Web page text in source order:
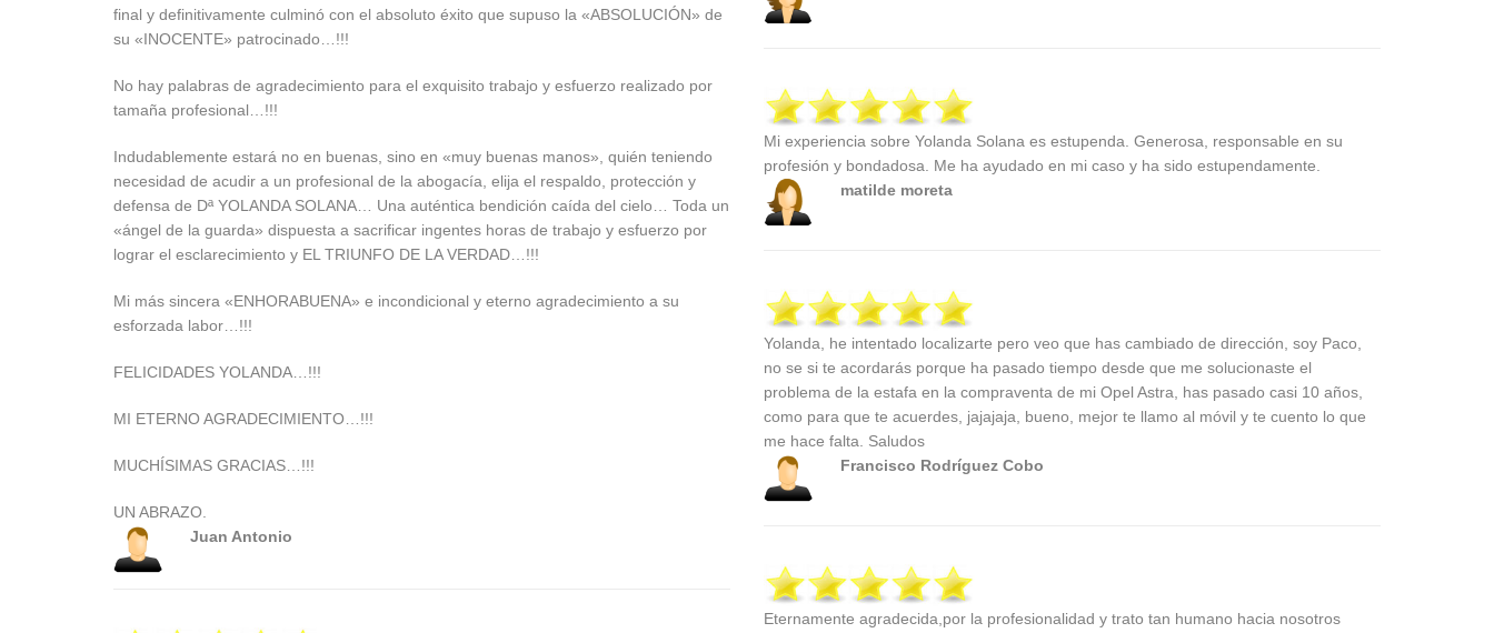
final y definitivamente culminó con el absoluto éxito que supuso la «ABSOLUCIÓN» de
su «INOCENTE» patrocinado…!!!
No hay palabras de agradecimiento para el exquisito trabajo y esfuerzo realizado por
tamaña profesional…!!!
Indudablemente estará no en buenas, sino en «muy buenas manos», quién teniendo
necesidad de acudir a un profesional de la abogacía, elija el respaldo, protección y
defensa de Dª YOLANDA SOLANA… Una auténtica bendición caída del cielo… Toda un
«ángel de la guarda» dispuesta a sacrificar ingentes horas de trabajo y esfuerzo por
lograr el esclarecimiento y EL TRIUNFO DE LA VERDAD…!!!
Mi más sincera «ENHORABUENA» e incondicional y eterno agradecimiento a su
esforzada labor…!!!
FELICIDADES YOLANDA…!!!
MI ETERNO AGRADECIMIENTO…!!!
MUCHÍSIMAS GRACIAS…!!!
UN ABRAZO.
Juan Antonio
Mi experiencia sobre Yolanda Solana es estupenda. Generosa, responsable en su
profesión y bondadosa. Me ha ayudado en mi caso y ha sido estupendamente.
matilde moreta
Yolanda, he intentado localizarte pero veo que has cambiado de dirección, soy Paco,
no se si te acordarás porque ha pasado tiempo desde que me solucionaste el
problema de la estafa en la compraventa de mi Opel Astra, has pasado casi 10 años,
como para que te acuerdes, jajajaja, bueno, mejor te llamo al móvil y te cuento lo que
me hace falta. Saludos
Francisco Rodríguez Cobo
Eternamente agradecida,por la profesionalidad y trato tan humano hacia nosotros